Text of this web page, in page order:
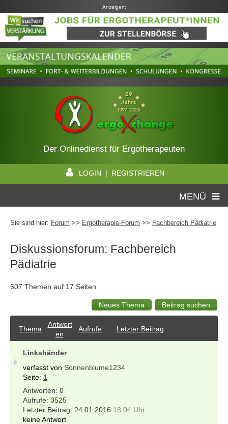
Anzeigen:
Der Onlinedienst für Ergotherapeuten
LOGIN | REGISTRIEREN
MENÜ
Sie sind hier: Forum >> Ergotherapie-Forum >> Fachbereich Pädiatrie
Diskussionsforum: Fachbereich
Pädiatrie
507 Themen auf 17 Seiten.
Thema
Antwort
en
Aufrufe Letzter Beitrag
Linkshänder
verfasst von Sonnenblume1234
Seite: 1
0
3525
24.01.2016 18:04 Uhr
keine Antwort